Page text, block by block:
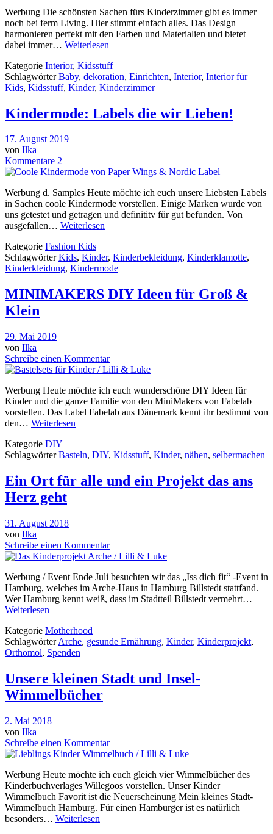
Werbung Die schönsten Sachen fürs Kinderzimmer gibt es immer
noch bei ferm Living. Hier stimmt einfach alles. Das Design
harmonieren perfekt mit den Farben und Materialien und bietet
dabei immer… Weiterlesen
Kategorie Interior, Kidsstuff
SchlagwörterBaby, dekoration, Einrichten, Interior, Interior für
Kids, Kidsstuff, Kinder, Kinderzimmer
Kindermode: Labels die wir Lieben!
17. August 2019
von Ilka
Kommentare 2
Werbung d. Samples Heute möchte ich euch unsere Liebsten Labels
in Sachen coole Kindermode vorstellen. Einige Marken wurde von
uns getestet und getragen und definititv für gut befunden. Von
ausgefallen… Weiterlesen
Kategorie Fashion Kids
SchlagwörterKids, Kinder, Kinderbekleidung, Kinderklamotte,
Kinderkleidung, Kindermode
MINIMAKERS DIY Ideen für Groß &
Klein
29. Mai 2019
von Ilka
Schreibe einen Kommentar
Werbung Heute möchte ich euch wunderschöne DIY Ideen für
Kinder und die ganze Familie von den MiniMakers von Fabelab
vorstellen. Das Label Fabelab aus Dänemark kennt ihr bestimmt von
den… Weiterlesen
Kategorie DIY
SchlagwörterBasteln, DIY, Kidsstuff, Kinder, nähen, selbermachen
Ein Ort für alle und ein Projekt das ans
Herz geht
31. August 2018
von Ilka
Schreibe einen Kommentar
Werbung / Event Ende Juli besuchten wir das „Iss dich fit“ -Event in
Hamburg, welches im Arche-Haus in Hamburg Billstedt stattfand.
Wer Hamburg kennt weiß, dass im Stadtteil Billstedt vermehrt…
Weiterlesen
Kategorie Motherhood
SchlagwörterArche, gesunde Ernährung, Kinder, Kinderprojekt,
Orthomol, Spenden
Unsere kleinen Stadt und Insel-
Wimmelbücher
2. Mai 2018
von Ilka
Schreibe einen Kommentar
Werbung Heute möchte ich euch gleich vier Wimmelbücher des
Kinderbuchverlages Willegoos vorstellen. Unser Kinder
Wimmelbuch Favorit ist die Neuerscheinung Mein kleines Stadt-
Wimmelbuch Hamburg. Für einen Hamburger ist es natürlich
besonders… Weiterlesen